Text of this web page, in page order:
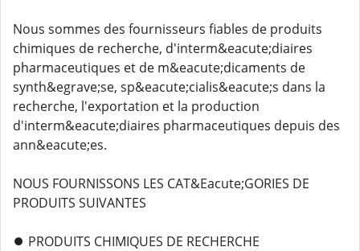
Nous sommes des fournisseurs fiables de produits
chimiques de recherche, d'interm&eacute;diaires
pharmaceutiques et de m&eacute;dicaments de
synth&egrave;se, sp&eacute;cialis&eacute;s dans la
recherche, l'exportation et la production
d'interm&eacute;diaires pharmaceutiques depuis des
ann&eacute;es.
NOUS FOURNISSONS LES CAT&Eacute;GORIES DE
PRODUITS SUIVANTES
⏺️ PRODUITS CHIMIQUES DE RECHERCHE